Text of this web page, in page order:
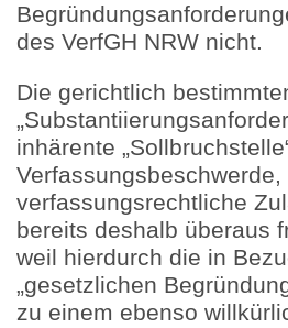
des VerfGH NRW nicht.
Die gerichtlich
inhärente
Verfassungsbeschwerde,
verfassungsrechtliche
bereits deshalb überaus
weil hierdurch die in
„gesetzlichen
zu einem ebenso